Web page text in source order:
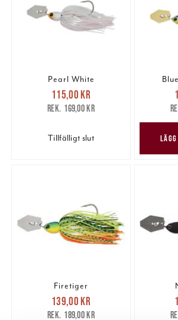
Pearl White
Nuvarande pris
115,00 krTidigare pris
169,00 kr
115,00 kr
169,00 kr
Tillfälligt slut
Firetiger
Nuvarande pris
139,00 krTidigare pris
139,00 kr
189,00 kr